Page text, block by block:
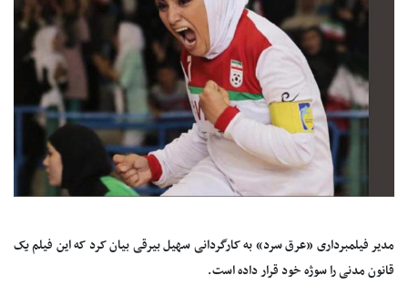
مدیر فیلمبرداری «عرق سرد» به کارگردانی سهیل بیرقی بیان کرد که این فیلم یک
قانون مدنی را سوژه خود قرار داده است.